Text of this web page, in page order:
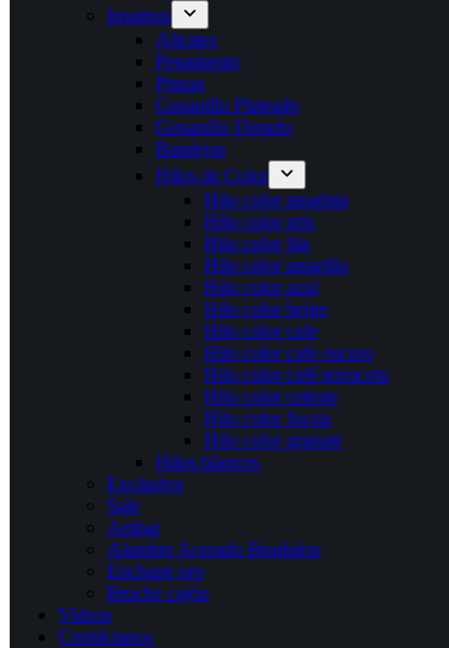
Insumos
Alicates
Pegamento
Pinzas
Gusanillo Plateado
Gusanillo Dorado
Bandejas
Hilos de Color
Hilo color amatista
Hilo color gris
Hilo color lila
Hilo color amarillo
Hilo color azul
Hilo color beige
Hilo color cafe
Hilo color cafe oscuro
Hilo color café terracota
Hilo color celeste
Hilo color fucsia
Hilo color granate
Hilos blancos
Exclusivo
Sale
Ambar
Alambre Acerado Beadalon
Enchape oro
Broche cajón
Videos
Contáctanos